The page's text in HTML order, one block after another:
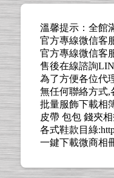
溫馨提示：全館
官方專線微信客
官方專線微信客
售後在線諮詢
為了方便各位代
無任何聯絡方式,
批量服飾下載相
皮帶 包包 錢夾相
各式鞋款目綠
一鍵下載微商相